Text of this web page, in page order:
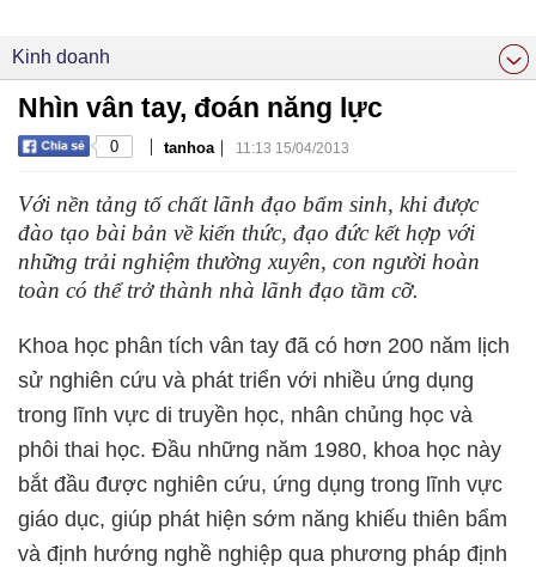
Kinh doanh
Nhìn vân tay, đoán năng lực
0 | tanhoa | 11:13 15/04/2013
Với nền tảng tố chất lãnh đạo bẩm sinh, khi được
đào tạo bài bản về kiến thức, đạo đức kết hợp với
những trải nghiệm thường xuyên, con người hoàn
toàn có thể trở thành nhà lãnh đạo tầm cỡ.
Khoa học phân tích vân tay đã có hơn 200 năm lịch
sử nghiên cứu và phát triển với nhiều ứng dụng
trong lĩnh vực di truyền học, nhân chủng học và
phôi thai học. Đầu những năm 1980, khoa học này
bắt đầu được nghiên cứu, ứng dụng trong lĩnh vực
giáo dục, giúp phát hiện sớm năng khiếu thiên bẩm
và định hướng nghề nghiệp qua phương pháp định